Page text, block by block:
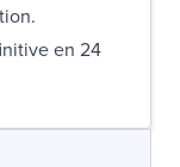
en 24